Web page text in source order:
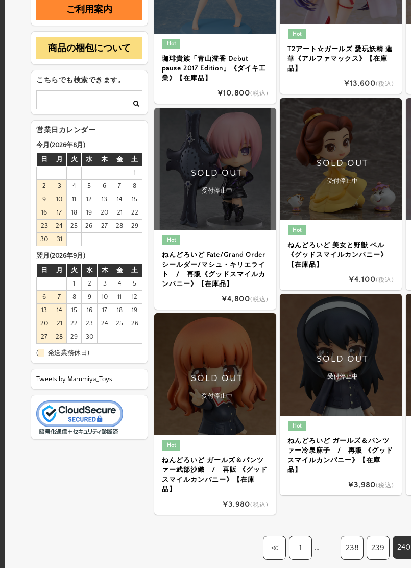
Hot
T2アート☆ガールズ 愛玩妖精 蓮
華《アルファマックス》【在庫
品】
¥13,600(税込)
Hot
珈琲貴族「青山澄香 Debut
pause 2017 Edition」《ダイキ工
業》【在庫品】
¥10,800(税込)
SOLD OUT
受付停止中
Hot
ねんどろいど 美女と野獣 ベル
《グッドスマイルカンパニー》
【在庫品】
¥4,100(税込)
SOLD OUT
受付停止中
Hot
ねんどろいど Fate/Grand Order
シールダー/マシュ・キリエライ
ト / 再販《グッドスマイルカ
ンパニー》【在庫品】
¥4,800(税込)
SOLD OUT
受付停止中
Hot
ねんどろいど ガールズ＆パンツ
ァー冷泉麻子 / 再販 《グッド
スマイルカンパニー》【在庫
品】
¥3,980(税込)
SOLD OUT
受付停止中
Hot
ねんどろいど ガールズ＆パンツ
ァー武部沙織 / 再販 《グッド
スマイルカンパニー》【在庫
品】
¥3,980(税込)
≪ 1 … 238 239 240
ご利用案内
商品の梱包について
こちらでも検索できます。
営業日カレンダー
今月(2026年8月)
日
月 火 水 木 金
土
1
2
3 4 5 6 7
8
9
10 11 12 13 14
15
16
17 18 19 20 21
22
23
24 25 26 27 28
29
30
31
翌月(2026年9月)
日
月 火 水 木 金
土
1
2 3 4
5
6
7 8 9 10 11
12
13
14 15 16 17 18
19
20
21 22 23 24 25
26
27
28 29 30
( 発送業務休日)
Tweets by Marumiya_Toys